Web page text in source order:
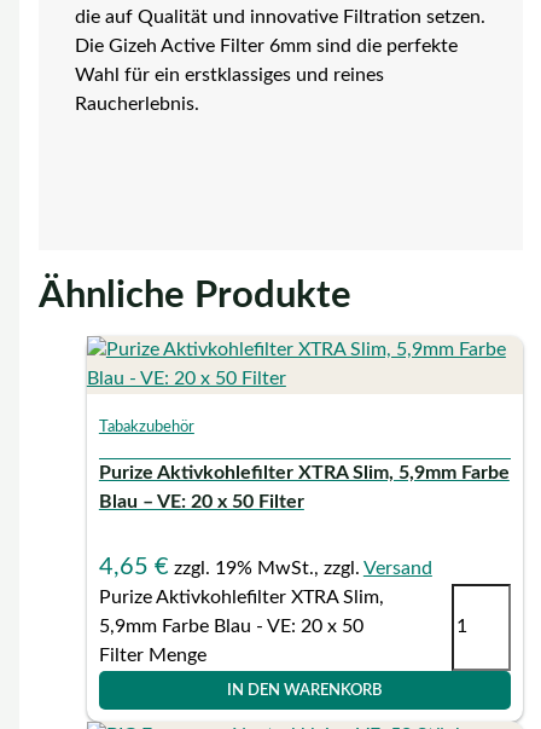
die auf Qualität und innovative Filtration setzen.
Die Gizeh Active Filter 6mm sind die perfekte
Wahl für ein erstklassiges und reines
Raucherlebnis.
Ähnliche Produkte
Tabakzubehör
Purize Aktivkohlefilter XTRA Slim, 5,9mm Farbe
Blau – VE: 20 x 50 Filter
4,65 € zzgl. 19% MwSt., zzgl. Versand
Purize Aktivkohlefilter XTRA Slim,
5,9mm Farbe Blau - VE: 20 x 50
Filter Menge
IN DEN WARENKORB